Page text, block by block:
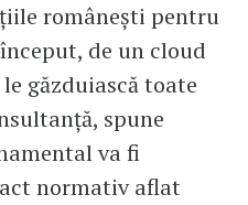
românești pentru
de un cloud
găzduiască toate
spune
va fi
normativ aflat